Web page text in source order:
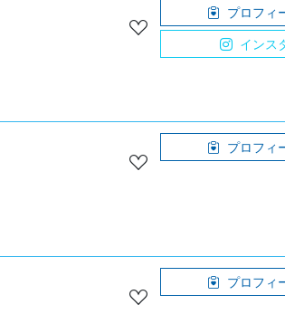
プロフィ
インス
プロフィ
プロフィ